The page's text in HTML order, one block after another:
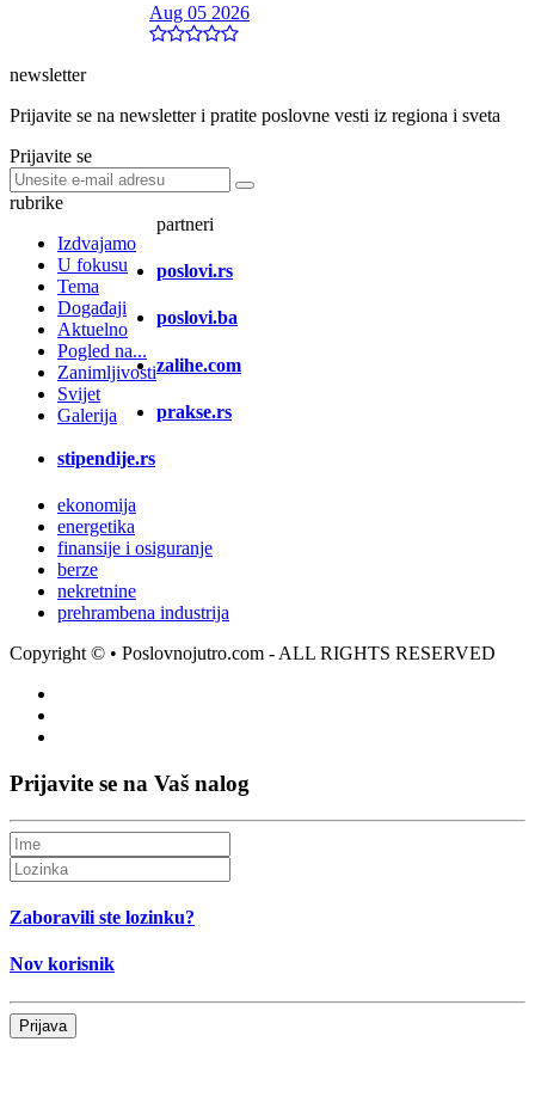
Aug 05 2026
newsletter
Prijavite se na newsletter i pratite poslovne vesti iz regiona i sveta
Prijavite se
rubrike
Izdvajamo
U fokusu
Tema
Događaji
Aktuelno
Pogled na...
Zanimljivosti
Svijet
Galerija
partneri
poslovi.rs
poslovi.ba
zalihe.com
prakse.rs
stipendije.rs
ekonomija
energetika
finansije i osiguranje
berze
nekretnine
prehrambena industrija
Copyright © • Poslovnojutro.com - ALL RIGHTS RESERVED
Prijavite se na Vaš nalog
Zaboravili ste lozinku?
Nov korisnik